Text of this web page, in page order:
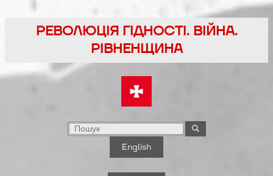
Перейти
РЕВОЛЮЦІЯ ГІДНОСТІ. ВІЙНА.
РІВНЕНЩИНА
English